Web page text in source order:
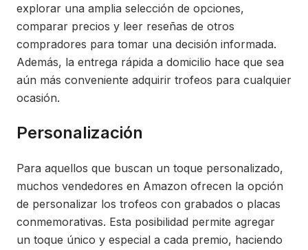
explorar una amplia selección de opciones,
comparar precios y leer reseñas de otros
compradores para tomar una decisión informada.
Además, la entrega rápida a domicilio hace que sea
aún más conveniente adquirir trofeos para cualquier
ocasión.
Personalización
Para aquellos que buscan un toque personalizado,
muchos vendedores en Amazon ofrecen la opción
de personalizar los trofeos con grabados o placas
conmemorativas. Esta posibilidad permite agregar
un toque único y especial a cada premio, haciendo